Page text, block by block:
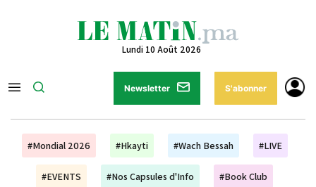
Lundi 10 Août 2026
Newsletter S'abonner
#Mondial 2026 #Hkayti #Wach Bessah #LIVE
#EVENTS #Nos Capsules d'Info #Book Club